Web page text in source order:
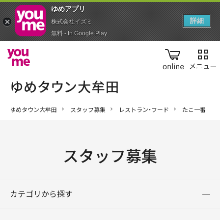
online
ゆめタウン大牟田 スタッフ募集 レストラン・フード たこ一番
スタッフ募集
カテゴリから探す
ゆめアプ‪リ‬
株式会社イズミ
無料 - In Google Play
詳細